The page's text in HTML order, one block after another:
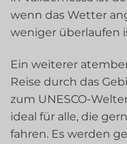
wenn das Wetter
weniger überlaufen
Ein weiterer
Reise durch das
zum UNESCO-
ideal für alle, die
fahren. Es werden